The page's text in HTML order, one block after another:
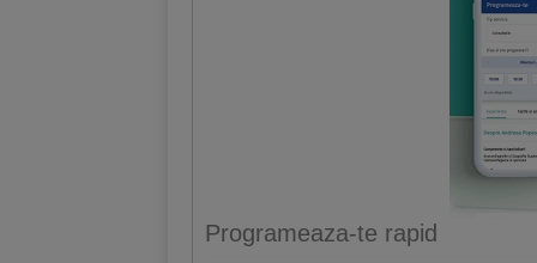
Programeaza-te rapid